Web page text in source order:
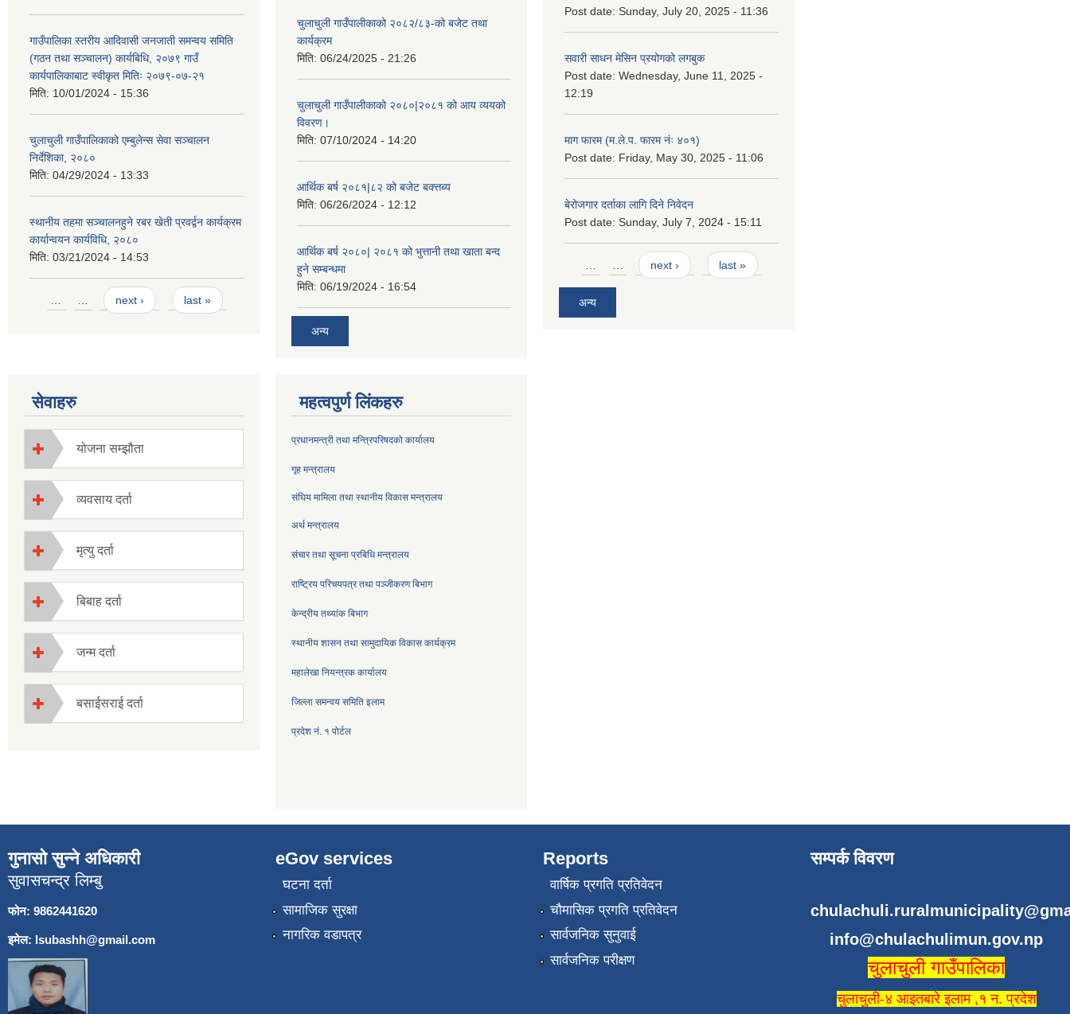
गाउँपालिका स्तरीय आदिवासी जनजाती समन्वय समिति
(गठन तथा सञ्चालन) कार्यबिधि, २०७९ गाउँ
कार्यपालिकाबाट स्वीकृत मितिः २०७९-०७-२१
मिति: 10/01/2024 - 15:36
चुलाचुली गाउँपालिकाको एम्बुलेन्स सेवा सञ्चालन
निर्देशिका, २०८०
मिति: 04/29/2024 - 13:33
स्थानीय तहमा सञ्चालनहुने रबर खेती प्रवर्द्वन कार्यक्रम
कार्यान्वयन कार्यविधि, २०८०
मिति: 03/21/2024 - 14:53
Pages next › last »
चुलाचुली गाउँपालीकाको २०८२/८३-को बजेट तथा
कार्यक्रम
मिति: 06/24/2025 - 21:26
चुलाचुली गाउँपालीकाको २०८०|२०८१ को आय व्ययको
विवरण।
मिति: 07/10/2024 - 14:20
आर्थिक बर्ष २०८१|८२ को बजेट बक्त्तब्य
मिति: 06/26/2024 - 12:12
आर्थिक बर्ष २०८०| २०८१ को भुत्तानी तथा खाता बन्द
हुने सम्बन्धमा
मिति: 06/19/2024 - 16:54
अन्य
Post date: Sunday, July 20, 2025 - 11:36
सवारी साधन मेसिन प्रयोगको लगबुक
Post date: Wednesday, June 11, 2025 -
12:19
माग फारम (म.ले.प. फारम नंः ४०१)
Post date: Friday, May 30, 2025 - 11:06
बेरोजगार दर्ताका लागि दिने निवेदन
Post date: Sunday, July 7, 2024 - 15:11
Pages next › last »
अन्य
सेवाहरु
योजना सम्झौता
व्यवसाय दर्ता
मृत्यु दर्ता
बिबाह दर्ता
जन्म दर्ता
बसाईसराई दर्ता
महत्वपुर्ण लिंकहरु
प्रधानमन्त्री तथा मन्त्रिपरिषदको कार्यालय
गृह मन्त्रालय
संघिय मामिला तथा स्थानीय विकास मन्त्रालय
अर्थ मन्त्रालय
संचार तथा सूचना प्रबिधि मन्त्रालय
राष्ट्रिय परिचयपत्र तथा पञ्जीकरण बिभाग
केन्द्रीय तथ्यांक बिभाग
स्थानीय शासन तथा सामुदायिक विकास कार्यक्रम
महालेखा नियन्त्रक कार्यालय
जिल्ला समन्वय समिति इलाम
प्रदेश नं. १ पोर्टल
गुनासो सुन्ने अधिकारी
सुवासचन्द्र लिम्बु
फोन: 9862441620
इमेल: lsubashh@gmail.com
eGov services
घटना दर्ता
सामाजिक सुरक्षा
नागरिक वडापत्र
Reports
वार्षिक प्रगति प्रतिवेदन
चौमासिक प्रगति प्रतिवेदन
सार्वजनिक सुनुवाई
सार्वजनिक परीक्षण
सम्पर्क विवरण
info@chulachulimun.gov.np
चुलाचुली गाउँपालिका
चुलाचुली-४ आइतबारे इलाम ,१ न. प्रदेश